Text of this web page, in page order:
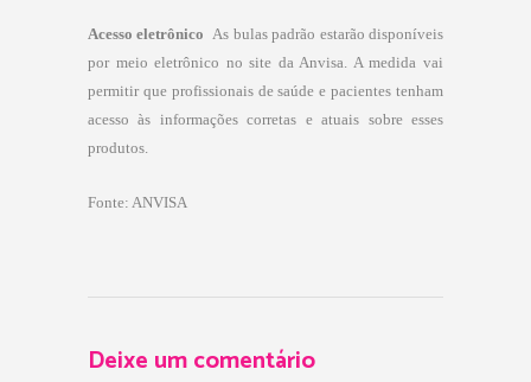
Acesso eletrônico  As bulas padrão estarão disponíveis
por meio eletrônico no site da Anvisa. A medida vai
permitir que profissionais de saúde e pacientes tenham
acesso às informações corretas e atuais sobre esses
produtos.
Fonte: ANVISA
Deixe um comentário